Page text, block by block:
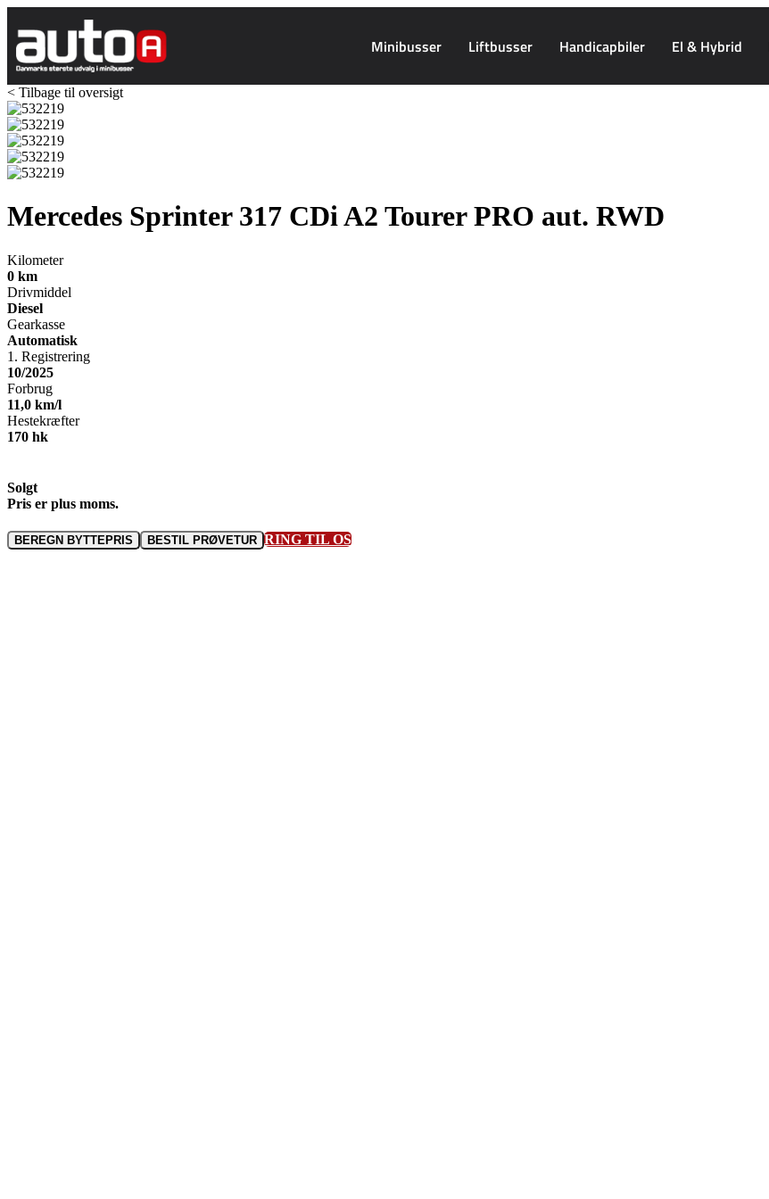
Minibusser Liftbusser Handicapbiler El & Hybrid
< Tilbage til oversigt
Mercedes Sprinter 317 CDi A2 Tourer PRO aut. RWD
Kilometer
0 km
Drivmiddel
Diesel
Gearkasse
Automatisk
1. Registrering
10/2025
Forbrug
11,0 km/l
Hestekræfter
170 hk
Solgt
BEREGN BYTTEPRIS BESTIL PRØVETUR RING TIL OS